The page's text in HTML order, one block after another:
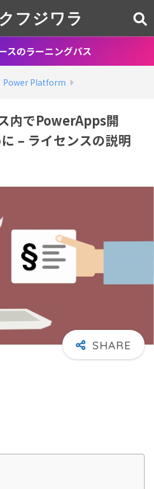
フジワラ
スのラーニングパス
Power Platform
内でPowerApps開
– ライセンスの説明